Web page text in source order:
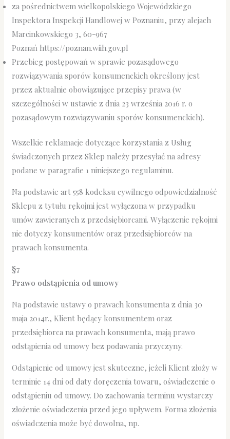
za pośrednictwem wielkopolskiego Wojewódzkiego
Inspektora Inspekcji Handlowej w Poznaniu, przy alejach
Marcinkowskiego 3, 60-967
Poznań https://poznan.wiih.gov.pl
Przebieg postępowań w sprawie pozasądowego
rozwiązywania sporów konsumenckich określony jest
przez aktualnie obowiązujące przepisy prawa (w
szczególności w ustawie z dnia 23 września 2016 r. o
pozasądowym rozwiązywaniu sporów konsumenckich).
Wszelkie reklamacje dotyczące korzystania z Usług
świadczonych przez Sklep należy przesyłać na adresy
podane w paragrafie 1 niniejszego regulaminu.
Na podstawie art 558 kodeksu cywilnego odpowiedzialność
Sklepu z tytułu rękojmi jest wyłączona w przypadku
umów zawieranych z przedsiębiorcami. Wyłączenie rękojmi
nie dotyczy konsumentów oraz przedsiębiorców na
prawach konsumenta.
§7
Prawo odstąpienia od umowy
Na podstawie ustawy o prawach konsumenta z dnia 30
maja 2014r., Klient będący konsumentem oraz
przedsiębiorca na prawach konsumenta, mają prawo
odstąpienia od umowy bez podawania przyczyny.
Odstąpienie od umowy jest skuteczne, jeżeli Klient złoży w
terminie 14 dni od daty doręczenia towaru, oświadczenie o
odstąpieniu od umowy. Do zachowania terminu wystarczy
złożenie oświadczenia przed jego upływem. Forma złożenia
oświadczenia może być dowolna, np.